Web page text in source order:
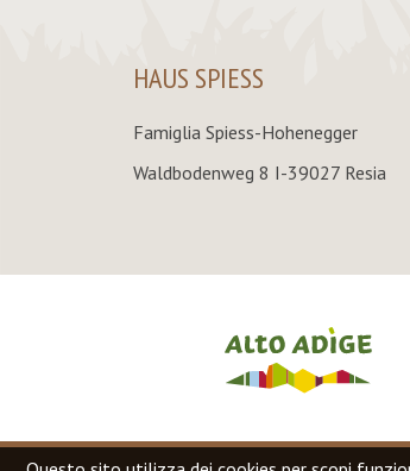
HAUS SPIESS
Famiglia Spiess-Hohenegger
Waldbodenweg 8 I-39027 Resia